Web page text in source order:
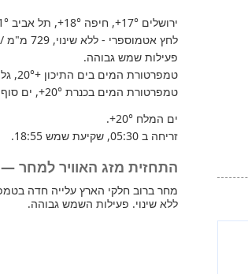
ירושלים +17°, חיפה +18°, תל אביב
לחץ אטמוספרי - ללא שינוי, 729 מ"מ / כספית עמ '
פעילות שמש גבוהה.
טמפרטורת המים בים התיכון +20°
,
טמפרטורת המים בכנרת +20°, ים סוף
ים המלח +20°
.
זריחה ב 05:30, שקיעת שמש 18:55.
התחזית מזג האוויר למחר — שני,
ללא שינוי. פעילות השמש גבוהה.